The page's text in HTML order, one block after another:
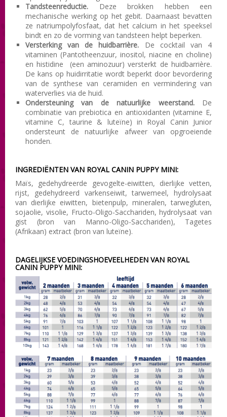
Tandsteenreductie. Deze brokken hebben een
mechanische werking op het gebit. Daarnaast bevatten
ze natriumpolyfosfaat, dat het calcium in het speeksel
bindt en zo de vorming van tandsteen helpt beperken.
Versterking van de huidbarrière. De cocktail van 4
vitaminen (Pantotheenzuur, inositol, niacine en choline)
en histidine (een aminozuur) versterkt de huidbarrière.
De kans op huidirritatie wordt beperkt door bevordering
van de synthese van ceramiden en vermindering van
waterverlies via de huid.
Ondersteuning van de natuurlijke weerstand. De
combinatie van prebiotica en antioxidanten (vitamine E,
vitamine C, taurine & luteïne) in Royal Canin Junior
ondersteunt de natuurlijke afweer van opgroeiende
honden.
INGREDIËNTEN VAN ROYAL CANIN PUPPY MINI:
Maïs, gedehydreerde gevogelte-eiwitten, dierlijke vetten,
rijst, gedehydreerd varkenseiwit, tarwemeel, hydrolysaat
van dierlijke eiwitten, bietenpulp, mineralen, tarwegluten,
sojaolie, visolie, Fructo-Oligo-Sacchariden, hydrolysaat van
gist (bron van Manno-Oligo-Sacchariden), Tagetes
(Afrikaan) extract (bron van luteïne).
DAGELIJKSE VOEDINGSHOEVEELHEDEN VAN ROYAL
CANIN PUPPY MINI: